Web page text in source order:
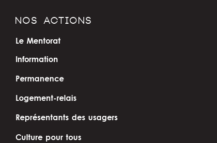
NOS ACTIONS
Le Mentorat
Information
Permanence
Logement-relais
Représentants des usagers
Culture pour tous